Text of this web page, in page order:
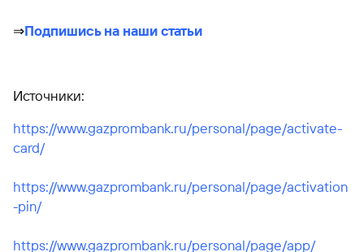
⇒Подпишись на наши статьи
Источники:
https://www.gazprombank.ru/personal/page/activate-
card/
https://www.gazprombank.ru/personal/page/activation
-pin/
https://www.gazprombank.ru/personal/page/app/